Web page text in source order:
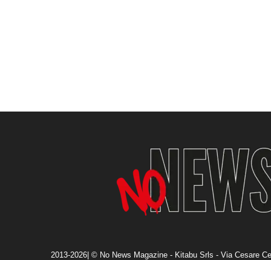
2013-2026| © No News Magazine - Kitabu Srls - Via Cesare